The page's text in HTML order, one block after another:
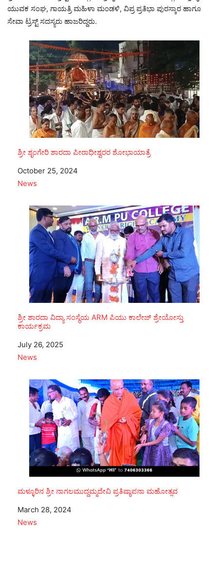
ಯುವಕ ಸಂಘ, ಗಾಯತ್ರಿ ಮಹಿಳಾ ಮಂಡಳಿ, ವಿಪ್ರ ಪ್ರತಿಭಾ ಪುರಸ್ಕಾರ ಹಾಗೂ
ಸೇವಾ ಟ್ರಸ್ಟ್ ಸದಸ್ಯರು ಹಾಜರಿದ್ದರು.
ಶ್ರೀ ಶೃಂಗೇರಿ ಶಾರದಾ ಪೀಠಾಧೀಶ್ವರರ ಶೋಭಾಯಾತ್ರೆ
Date
October 25, 2024
In relation to
News
ಶ್ರೀ ಶಾರದಾ ವಿದ್ಯಾ ಸಂಸ್ಥೆಯ ARM ಪಿಯು ಕಾಲೇಜ್ ಶ್ರೇಯೋಸ್ತು
ಕಾರ್ಯಕ್ರಮ
Date
July 26, 2025
In relation to
News
ಮಳ್ಳೂರಿನ ಶ್ರೀ ನಾಗಲಮುದ್ದಮ್ಮದೇವಿ ಪ್ರತಿಷ್ಠಾಪನಾ ಮಹೋತ್ಸವ
Date
March 28, 2024
In relation to
News